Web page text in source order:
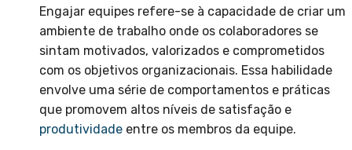
Engajar equipes refere-se à capacidade de criar um
ambiente de trabalho onde os colaboradores se
sintam motivados, valorizados e comprometidos
com os objetivos organizacionais. Essa habilidade
envolve uma série de comportamentos e práticas
que promovem altos níveis de satisfação e
produtividade entre os membros da equipe.